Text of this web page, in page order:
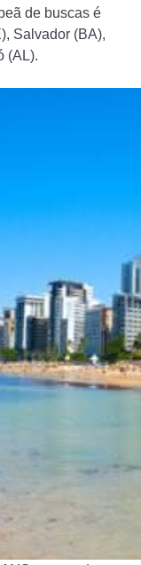
de buscas é
Salvador (BA),
(AL).